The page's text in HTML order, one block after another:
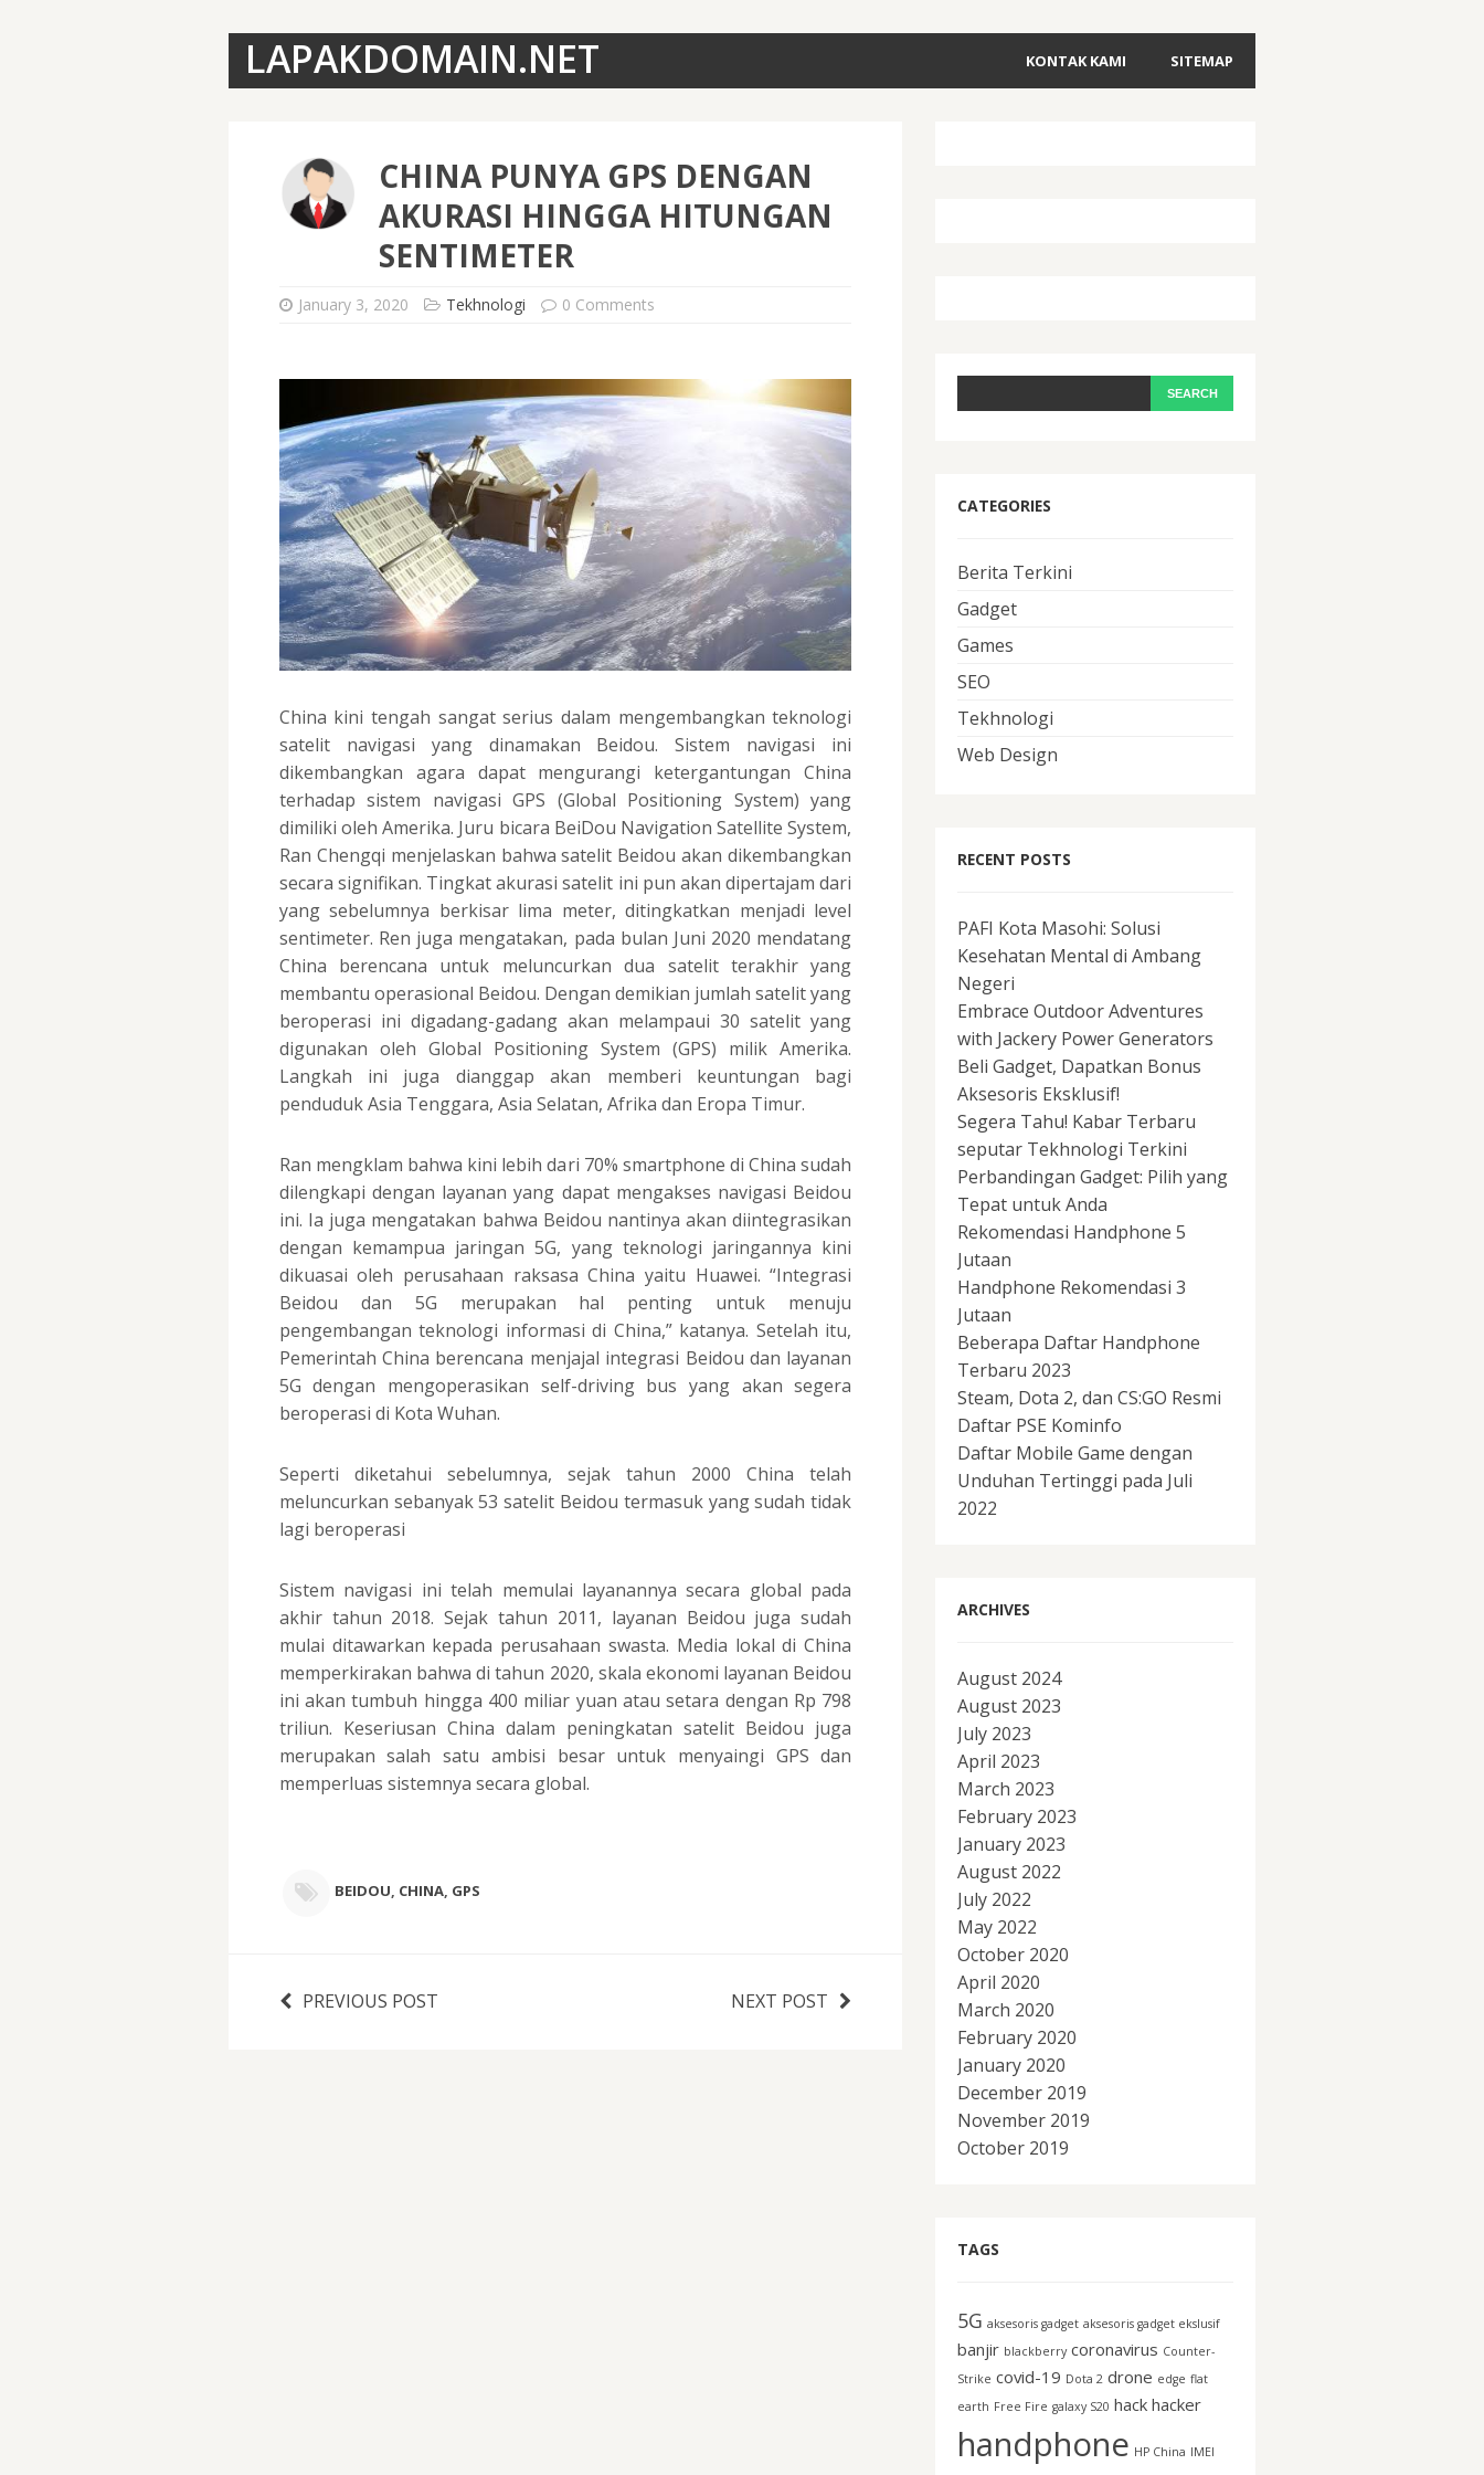
LAPAKDOMAIN.NET KONTAK KAMI SITEMAP
CHINA PUNYA GPS DENGAN
AKURASI HINGGA HITUNGAN
SENTIMETER
January 3, 2020 Tekhnologi 0 Comments
China kini tengah sangat serius dalam mengembangkan teknologi
satelit navigasi yang dinamakan Beidou. Sistem navigasi ini
dikembangkan agara dapat mengurangi ketergantungan China
terhadap sistem navigasi GPS (Global Positioning System) yang
dimiliki oleh Amerika. Juru bicara BeiDou Navigation Satellite System,
Ran Chengqi menjelaskan bahwa satelit Beidou akan dikembangkan
secara signifikan. Tingkat akurasi satelit ini pun akan dipertajam dari
yang sebelumnya berkisar lima meter, ditingkatkan menjadi level
sentimeter. Ren juga mengatakan, pada bulan Juni 2020 mendatang
China berencana untuk meluncurkan dua satelit terakhir yang
membantu operasional Beidou. Dengan demikian jumlah satelit yang
beroperasi ini digadang-gadang akan melampaui 30 satelit yang
digunakan oleh Global Positioning System (GPS) milik Amerika.
Langkah ini juga dianggap akan memberi keuntungan bagi
penduduk Asia Tenggara, Asia Selatan, Afrika dan Eropa Timur.
Ran mengklam bahwa kini lebih dari 70% smartphone di China sudah
dilengkapi dengan layanan yang dapat mengakses navigasi Beidou
ini. Ia juga mengatakan bahwa Beidou nantinya akan diintegrasikan
dengan kemampua jaringan 5G, yang teknologi jaringannya kini
dikuasai oleh perusahaan raksasa China yaitu Huawei. “Integrasi
Beidou dan 5G merupakan hal penting untuk menuju
pengembangan teknologi informasi di China,” katanya. Setelah itu,
Pemerintah China berencana menjajal integrasi Beidou dan layanan
5G dengan mengoperasikan self-driving bus yang akan segera
beroperasi di Kota Wuhan.
Seperti diketahui sebelumnya, sejak tahun 2000 China telah
meluncurkan sebanyak 53 satelit Beidou termasuk yang sudah tidak
lagi beroperasi
Sistem navigasi ini telah memulai layanannya secara global pada
akhir tahun 2018. Sejak tahun 2011, layanan Beidou juga sudah
mulai ditawarkan kepada perusahaan swasta. Media lokal di China
memperkirakan bahwa di tahun 2020, skala ekonomi layanan Beidou
ini akan tumbuh hingga 400 miliar yuan atau setara dengan Rp 798
triliun. Keseriusan China dalam peningkatan satelit Beidou juga
merupakan salah satu ambisi besar untuk menyaingi GPS dan
memperluas sistemnya secara global.
BEIDOU, CHINA, GPS
PREVIOUS POST NEXT POST
CATEGORIES
Berita Terkini
Gadget
Games
SEO
Tekhnologi
Web Design
RECENT POSTS
PAFI Kota Masohi: Solusi
Kesehatan Mental di Ambang
Negeri
Embrace Outdoor Adventures
with Jackery Power Generators
Beli Gadget, Dapatkan Bonus
Aksesoris Eksklusif!
Segera Tahu! Kabar Terbaru
seputar Tekhnologi Terkini
Perbandingan Gadget: Pilih yang
Tepat untuk Anda
Rekomendasi Handphone 5
Jutaan
Handphone Rekomendasi 3
Jutaan
Beberapa Daftar Handphone
Terbaru 2023
Steam, Dota 2, dan CS:GO Resmi
Daftar PSE Kominfo
Daftar Mobile Game dengan
Unduhan Tertinggi pada Juli
2022
ARCHIVES
August 2024
August 2023
July 2023
April 2023
March 2023
February 2023
January 2023
August 2022
July 2022
May 2022
October 2020
April 2020
March 2020
February 2020
January 2020
December 2019
November 2019
October 2019
TAGS
5G aksesoris gadget aksesoris gadget ekslusif
banjir blackberry coronavirus Counter-
Strike covid-19 Dota 2 drone edge flat
earth Free Fire galaxy S20 hack hacker
handphone HP China IMEI